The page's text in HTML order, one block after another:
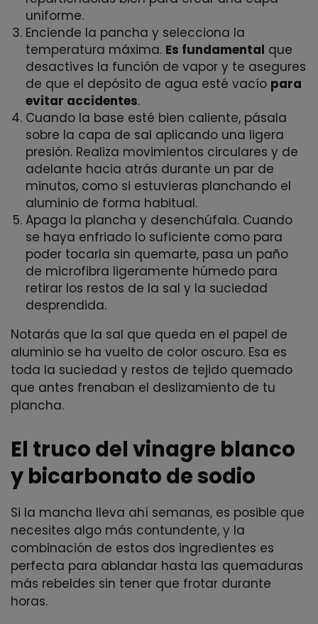
uniforme.
Enciende la pancha y selecciona la
temperatura máxima. Es fundamental que
desactives la función de vapor y te asegures
de que el depósito de agua esté vacío para
evitar accidentes.
Cuando la base esté bien caliente, pásala
sobre la capa de sal aplicando una ligera
presión. Realiza movimientos circulares y de
adelante hacia atrás durante un par de
minutos, como si estuvieras planchando el
aluminio de forma habitual.
Apaga la plancha y desenchúfala. Cuando
se haya enfriado lo suficiente como para
poder tocarla sin quemarte, pasa un paño
de microfibra ligeramente húmedo para
retirar los restos de la sal y la suciedad
desprendida.
Notarás que la sal que queda en el papel de
aluminio se ha vuelto de color oscuro. Esa es
toda la suciedad y restos de tejido quemado
que antes frenaban el deslizamiento de tu
plancha.
El truco del vinagre blanco
y bicarbonato de sodio
Si la mancha lleva ahí semanas, es posible que
necesites algo más contundente, y la
combinación de estos dos ingredientes es
perfecta para ablandar hasta las quemaduras
más rebeldes sin tener que frotar durante
horas.